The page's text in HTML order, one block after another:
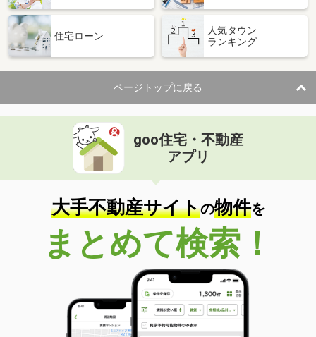
住宅ローン
人気タウン
ランキング
ページトップに戻る
goo住宅・不動産
アプリ
大手不動産サイトの物件を
まとめて検索！